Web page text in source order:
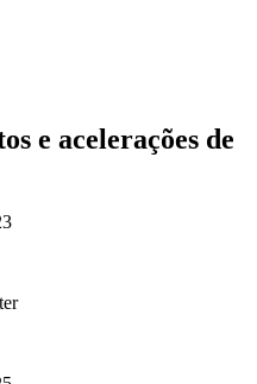
e acelerações de